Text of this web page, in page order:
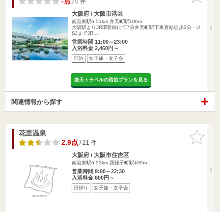
大阪府 / 大阪市港区
南港東駅6.53km 弁天町駅106m
大阪駅よりJR環状線にて7分弁天町駅下車直結徒歩3分・U
SJまでJR…
営業時間 11:00～23:00
入浴料金 2,460円～
宿泊 女子旅・女子会
楽天トラベルの宿泊プランを見る
関連情報から探す
お気に入
りに追加
花里温泉
2.9点/ 21 件
大阪府 / 大阪市住吉区
南港東駅6.53km 我孫子町駅499m
営業時間 9:00～22:30
入浴料金 600円～
日帰り 女子旅・女子会